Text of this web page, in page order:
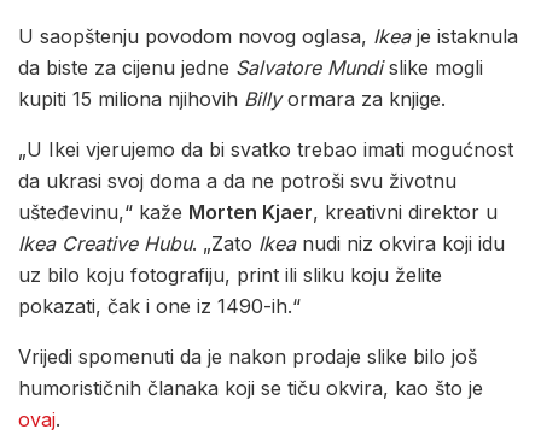
U saopštenju povodom novog oglasa, Ikeaje istaknula
da biste za cijenu jedne Salvatore Mundislike mogli
kupiti 15 miliona njihovih Billyormara za knjige.
„U Ikei vjerujemo da bi svatko trebao imati mogućnost
da ukrasi svoj doma a da ne potroši svu životnu
ušteđevinu,“ kaže Morten Kjaer, kreativni direktor u
Ikea Creative Hubu. „Zato Ikeanudi niz okvira koji idu
uz bilo koju fotografiju, print ili sliku koju želite
pokazati, čak i one iz 1490-ih.“
Vrijedi spomenuti da je nakon prodaje slike bilo još
humorističnih članaka koji se tiču okvira, kao što je
ovaj.